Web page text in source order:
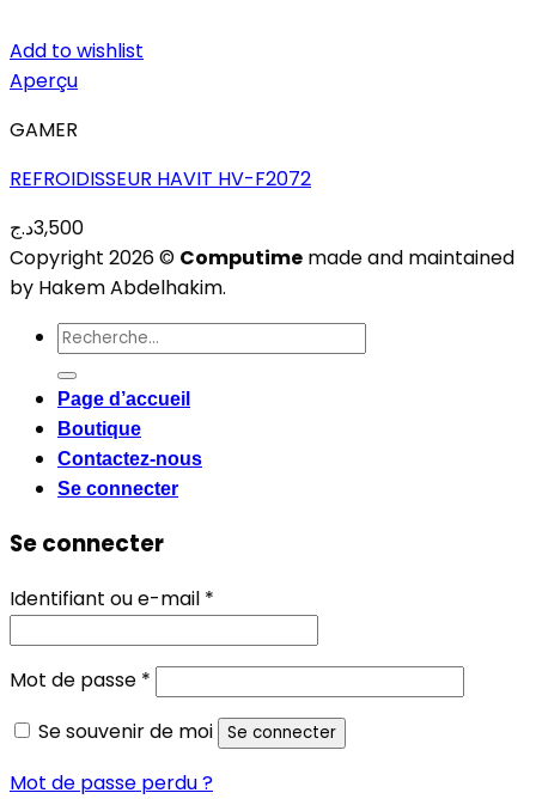
Add to wishlist
Aperçu
GAMER
REFROIDISSEUR HAVIT HV-F2072
3,500د.ج
Copyright 2026 © Computime made and maintained
by Hakem Abdelhakim.
Recherche
pour :
Page d’accueil
Boutique
Contactez-nous
Se connecter
Se connecter
Identifiant ou e-mail *
Mot de passe *
Se souvenir de moi
Se connecter
Mot de passe perdu ?